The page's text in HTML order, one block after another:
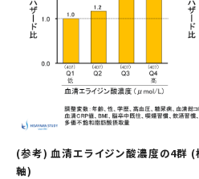
(参考) 血清エライジン酸濃度の4群
軸)